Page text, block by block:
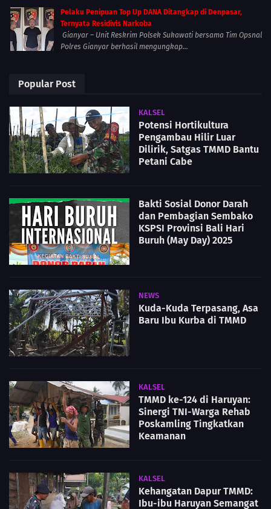
Pelaku Penipuan Top Up DANA Ditangkap di Denpasar,
Ternyata Residivis Narkoba
Gianyar – Unit Reskrim Polsek Sukawati bersama Tim Opsnal
Polres Gianyar berhasil mengungkap...
Popular Post
KALSEL
Potensi Hortikultura
Pengambau Hilir Luar
Dilirik, Satgas TMMD Bantu
Petani Cabe
Bakti Sosial Donor Darah
dan Pembagian Sembako
KSPSI Provinsi Bali Hari
Buruh (May Day) 2025
NEWS
Kuda-Kuda Terpasang, Asa
Baru Ibu Kurba di TMMD
KALSEL
TMMD ke-124 di Haruyan:
Sinergi TNI-Warga Rehab
Poskamling Tingkatkan
Keamanan
KALSEL
Kehangatan Dapur TMMD:
Ibu-ibu Haruyan Semangat